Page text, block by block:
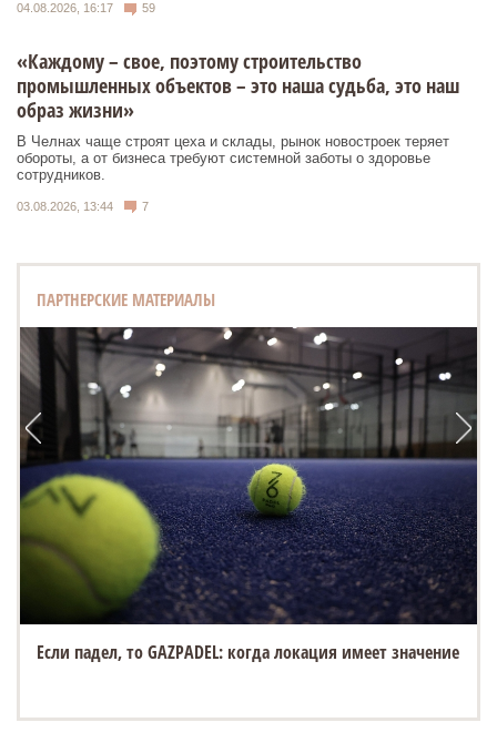
04.08.2026, 16:17 59
«Каждому – свое, поэтому строительство
промышленных объектов – это наша судьба, это наш
образ жизни»
В Челнах чаще строят цеха и склады, рынок новостроек теряет
обороты, а от бизнеса требуют системной заботы о здоровье
сотрудников.
03.08.2026, 13:44 7
ПАРТНЕРСКИЕ МАТЕРИАЛЫ
Если падел, то GAZPADEL: когда локация имеет значение